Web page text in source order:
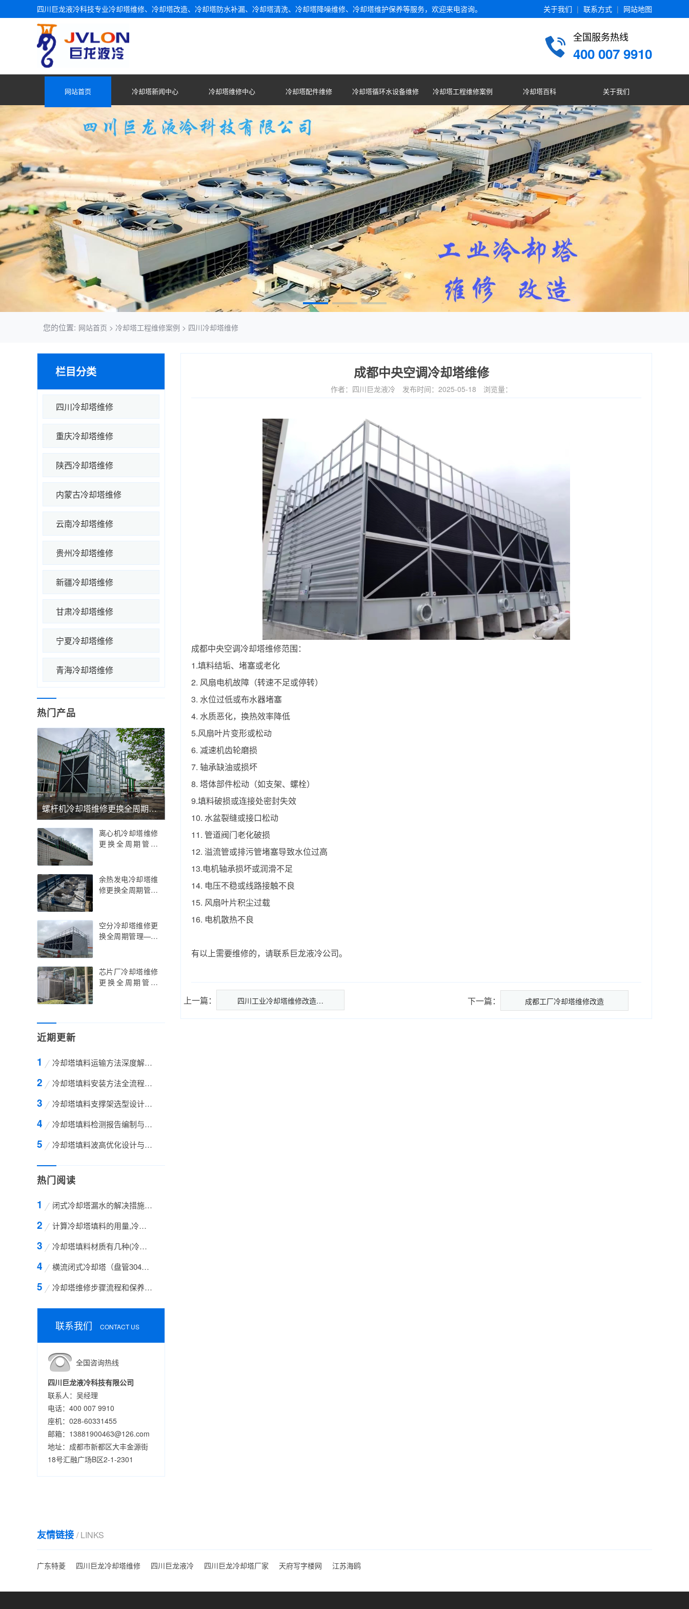
关于我们 | 联系方式 | 网站地图
四川巨龙液冷科技专业冷却塔维修、冷却塔改造、冷却塔防水补漏、冷却塔清洗、冷却塔降噪维修、冷却塔维护保养等服务，欢迎来电咨询。
全国服务热线
400 007 9910
网站首页 冷却塔新闻中心 冷却塔维修中心 冷却塔配件维修 冷却塔循环水设备维修 冷却塔工程维修案例 冷却塔百科 关于我们
您的位置: 网站首页 > 冷却塔工程维修案例 > 四川冷却塔维修
栏目分类
四川冷却塔维修
重庆冷却塔维修
陕西冷却塔维修
内蒙古冷却塔维修
云南冷却塔维修
贵州冷却塔维修
新疆冷却塔维修
甘肃冷却塔维修
宁夏冷却塔维修
青海冷却塔维修
热门产品
螺杆机冷却塔维修更换全周期管理——螺杆机冷却塔维修更换的精密温控与抗振优化实践指南，螺杆机冷却塔维修更换的行业痛点解析与智能运维策略
离心机冷却塔维修
更换全周期管理
新与精密部件适配
指南，离心机冷却
余热发电冷却塔维
修更换全周期管理
创新与节能策略实
践指南，余热发电
空分冷却塔维修更
换全周期管理——
能升级实践指南，
空分冷却塔维修更
芯片厂冷却塔维修
更换全周期管理
配指南，芯片厂冷
策略
近期更新
冷却塔填料运输方法深度解析——从包装设计到
冷却塔填料安装方法全流程技术解析——从基础
冷却塔填料支撑架选型设计与工程应用全解析—
冷却塔填料检测报告编制与解读全攻略——从标
冷却塔填料波高优化设计与工程应用全解析——
热门阅读
闭式冷却塔漏水的解决措施方案
计算冷却塔填料的用量,冷却塔填料的计算方法
冷却塔填料材质有几种(冷却塔填料哪种材质好)
横流闭式冷却塔（盘管304不锈钢）
冷却塔维修步骤流程和保养的方法有哪些
联系我们 CONTACT US
全国咨询热线
四川巨龙液冷科技有限公司
联系人：吴经理
电话：400 007 9910
座机：028-60331455
邮箱：13881900463@126.com
地址：成都市新都区大丰金源街
18号汇融广场B区2-1-2301
成都中央空调冷却塔维修
作者：四川巨龙液冷 发布时间：2025-05-18 浏览量：
成都中央空调冷却塔维修范围：
1.填料结垢、堵塞或老化
2. 风扇电机故障（转速不足或停转）
3. 水位过低或布水器堵塞
4. 水质恶化，换热效率降低
5.风扇叶片变形或松动
6. 减速机齿轮磨损
7. 轴承缺油或损坏
8. 塔体部件松动（如支架、螺栓）
9.填料破损或连接处密封失效
10. 水盆裂缝或接口松动
11. 管道阀门老化破损
12. 溢流管或排污管堵塞导致水位过高
13.电机轴承损坏或润滑不足
14. 电压不稳或线路接触不良
15. 风扇叶片积尘过载
16. 电机散热不良
有以上需要维修的，请联系巨龙液冷公司。
上一篇： 四川工业冷却塔维修改造… 下一篇： 成都工厂冷却塔维修改造
友情链接 / LINKS
广东特菱 四川巨龙冷却塔维修 四川巨龙液冷 四川巨龙冷却塔厂家 天府写字楼网 江苏海鸥